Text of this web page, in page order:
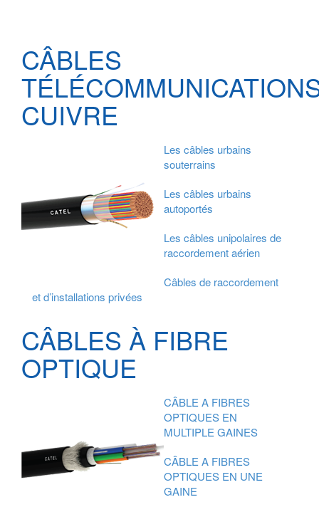
CÂBLES
CUIVRE
Les câbles urbains
souterrains
Les câbles urbains
autoportés
Les câbles unipolaires de
raccordement aérien
Câbles de raccordement
et d’installations privées
CÂBLES À FIBRE
OPTIQUE
CÂBLE A FIBRES
OPTIQUES EN
MULTIPLE GAINES
CÂBLE A FIBRES
OPTIQUES EN UNE
GAINE